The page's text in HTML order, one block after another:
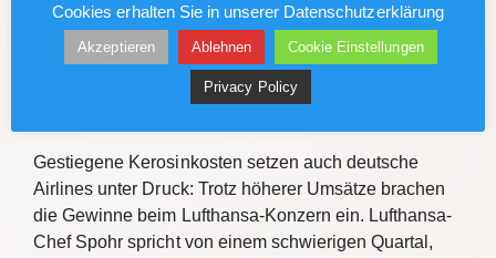
Weiterlesen
Lufthansa/Condor: Kerosinkosten
Gestiegene Kerosinkosten setzen auch deutsche
Airlines unter Druck: Trotz höherer Umsätze brachen
die Gewinne beim Lufthansa-Konzern ein. Lufthansa-
Chef Spohr spricht von einem schwierigen Quartal,
Cookies erhalten Sie in unserer Datenschutzerklärung
Akzeptieren Ablehnen Cookie Einstellungen
Privacy Policy